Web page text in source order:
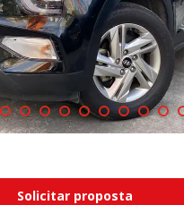
Solicitar proposta